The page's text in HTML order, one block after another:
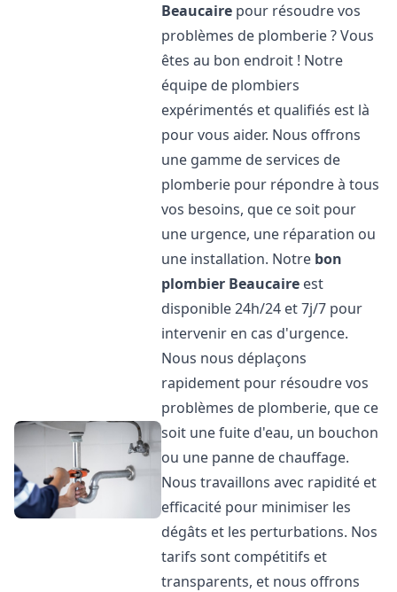
Beaucaire pour résoudre vos
problèmes de plomberie ? Vous
êtes au bon endroit ! Notre
équipe de plombiers
expérimentés et qualifiés est là
pour vous aider. Nous offrons
une gamme de services de
plomberie pour répondre à tous
vos besoins, que ce soit pour
une urgence, une réparation ou
une installation. Notre bon
plombier Beaucaire est
disponible 24h/24 et 7j/7 pour
intervenir en cas d'urgence.
Nous nous déplaçons
rapidement pour résoudre vos
problèmes de plomberie, que ce
soit une fuite d'eau, un bouchon
ou une panne de chauffage.
Nous travaillons avec rapidité et
efficacité pour minimiser les
dégâts et les perturbations. Nos
tarifs sont compétitifs et
transparents, et nous offrons